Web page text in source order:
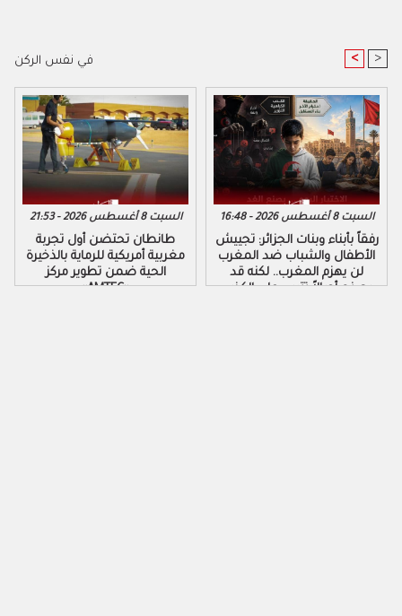
في نفس الركن < >
السبت 8 أغسطس 2026 - 21:53
طانطان تحتضن أول تجربة
مغربية أمريكية للرماية بالذخيرة
الحية ضمن تطوير مركز
«AMTEC»
السبت 8 أغسطس 2026 - 16:48
رفقاً بأبناء وبنات الجزائر: تجييش
الأطفال والشباب ضد المغرب
لن يهزم المغرب.. لكنه قد
يصنع أجيالاً تتربى على الكذب